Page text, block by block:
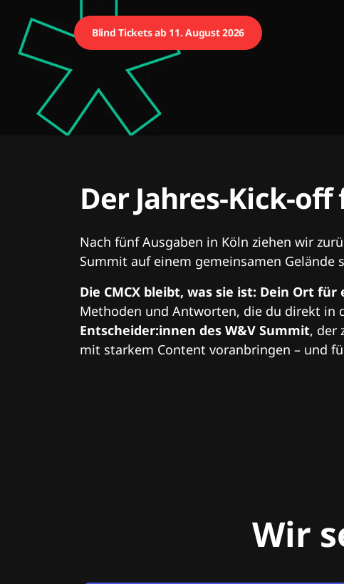
Blind Tickets ab 11. August 2026
Der Jahres-Kick-
Nach fünf Ausgaben in Köln ziehen wir
Summit auf einem gemeinsamen Gelände
Die CMCX bleibt, was sie ist: Dein Ort
Methoden und Antworten, die du direkt in
Entscheider:innen des W&V Summit, der
mit starkem Content voranbringen – und
Wir